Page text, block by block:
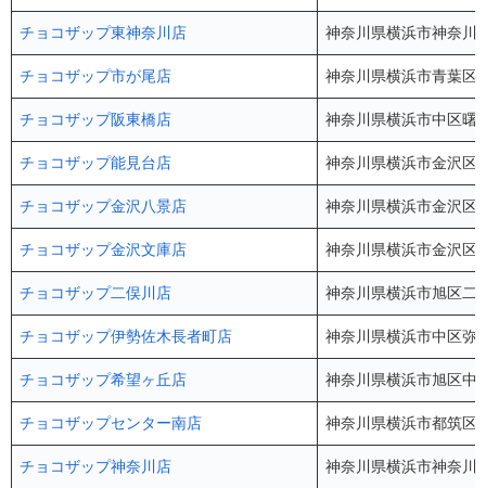
チョコザップ東神奈川店 神奈川県横浜市神奈
チョコザップ市が尾店 神奈川県横浜市青葉
チョコザップ阪東橋店 神奈川県横浜市中区
チョコザップ能見台店 神奈川県横浜市金沢区
チョコザップ金沢八景店 神奈川県横浜市金沢
チョコザップ金沢文庫店 神奈川県横浜市金沢
チョコザップ二俣川店 神奈川県横浜市旭区
チョコザップ伊勢佐木長者町店 神奈川県横浜市中区
チョコザップ希望ヶ丘店 神奈川県横浜市旭区
チョコザップセンター南店 神奈川県横浜市都筑
チョコザップ神奈川店 神奈川県横浜市神奈